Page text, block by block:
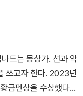
드는 몽상가. 선과 악
쓰고자 한다. 2023년
금펜상을 수상했다.